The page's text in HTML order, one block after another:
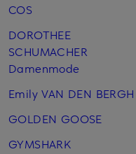
COS
DOROTHEE
SCHUMACHER
Damenmode
Emily VAN DEN BERGH
GOLDEN GOOSE
GYMSHARK